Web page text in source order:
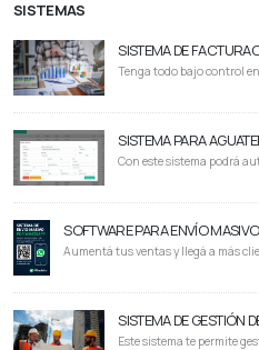
SISTEMAS
SISTEMA DE
Tenga todo bajo control
SISTEMA PARA
Con este sistema podrá
SOFTWARE PARA ENVÍO
Aumentá tus ventas y llegá a más
SISTEMA DE GESTIÓN
Este sistema te permite